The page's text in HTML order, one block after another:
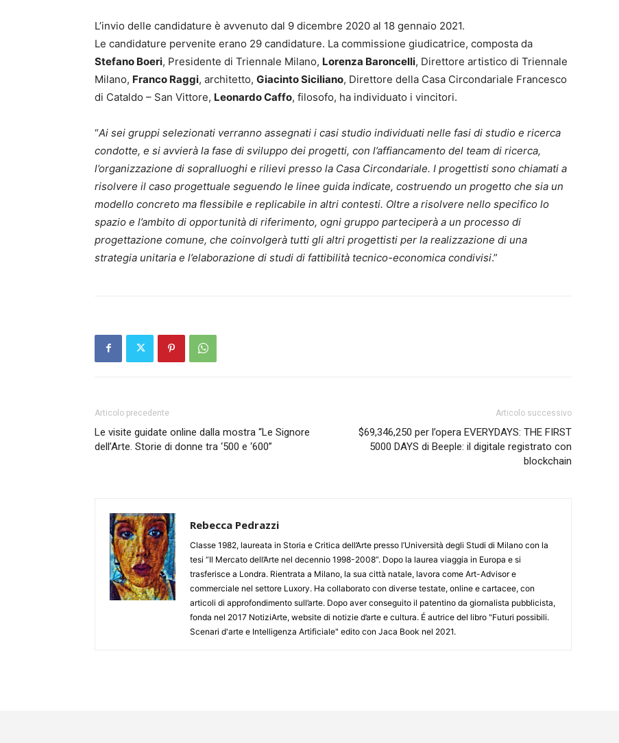
L’invio delle candidature è avvenuto dal 9 dicembre 2020 al 18 gennaio 2021.
Le candidature pervenite erano 29 candidature. La commissione giudicatrice, composta da
Stefano Boeri, Presidente di Triennale Milano, Lorenza Baroncelli, Direttore artistico di Triennale
Milano, Franco Raggi, architetto, Giacinto Siciliano, Direttore della Casa Circondariale Francesco
di Cataldo – San Vittore, Leonardo Caffo, filosofo, ha individuato i vincitori.
“Ai sei gruppi selezionati verranno assegnati i casi studio individuati nelle fasi di studio e ricerca
condotte, e si avvierà la fase di sviluppo dei progetti, con l’affiancamento del team di ricerca,
l’organizzazione di sopralluoghi e rilievi presso la Casa Circondariale. I progettisti sono chiamati a
risolvere il caso progettuale seguendo le linee guida indicate, costruendo un progetto che sia un
modello concreto ma flessibile e replicabile in altri contesti. Oltre a risolvere nello specifico lo
spazio e l’ambito di opportunità di riferimento, ogni gruppo parteciperà a un processo di
progettazione comune, che coinvolgerà tutti gli altri progettisti per la realizzazione di una
strategia unitaria e l’elaborazione di studi di fattibilità tecnico-economica condivisi.”
Articolo precedente
Le visite guidate online dalla mostra “Le Signore
dell’Arte. Storie di donne tra ‘500 e ‘600”
Articolo successivo
$69,346,250 per l’opera EVERYDAYS: THE FIRST
5000 DAYS di Beeple: il digitale registrato con
blockchain
Rebecca Pedrazzi
Classe 1982, laureata in Storia e Critica dell’Arte presso l’Università degli Studi di Milano con la
tesi “Il Mercato dell’Arte nel decennio 1998-2008”. Dopo la laurea viaggia in Europa e si
trasferisce a Londra. Rientrata a Milano, la sua città natale, lavora come Art-Advisor e
commerciale nel settore Luxory. Ha collaborato con diverse testate, online e cartacee, con
articoli di approfondimento sull’arte. Dopo aver conseguito il patentino da giornalista pubblicista,
fonda nel 2017 NotiziArte, website di notizie d’arte e cultura. É autrice del libro "Futuri possibili.
Scenari d'arte e Intelligenza Artificiale" edito con Jaca Book nel 2021.